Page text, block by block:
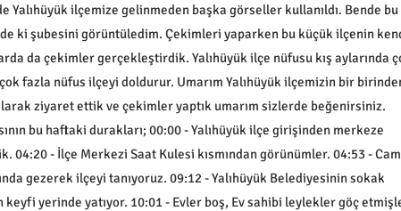
ilçemize gelinmeden başka görseller kullanıldı. Bende bu
ki şubesini görüntüledim. Çekimleri yaparken bu küçük ilçenin
da çekimler gerçekleştirdik. Yalıhüyük ilçe nüfusu kış aylarında
fazla nüfus ilçeyi doldurur. Umarım Yalıhüyük ilçemizin bir
ziyaret ettik ve çekimler yaptık umarım sizlerde beğenirsiniz.
bu haftaki durakları; 00:00 - Yalıhüyük ilçe girişinden merkeze
04:20 - İlçe Merkezi Saat Kulesi kısmından görünümler. 04:53 -
gezerek ilçeyi tanıyoruz. 09:12 - Yalıhüyük Belediyesinin sokak
keyfi yerinde yatıyor. 10:01 - Evler boş, Ev sahibi leylekler göç